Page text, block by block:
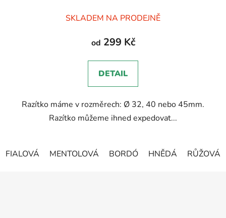
hodnocení
produktu
5,0
z
hvězdiček.
SKLADEM NA PRODEJNĚ
od 299 Kč
DETAIL
Razítko máme v rozměrech: Ø 32, 40 nebo 45mm.
Razítko můžeme ihned expedovat...
FIALOVÁ MENTOLOVÁ BORDÓ HNĚDÁ RŮŽOVÁ